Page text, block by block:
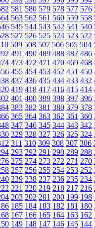
581 580 579 578 577 576
563 562 561 560 559 558
545 544 543 542 541 540
527 526 525 524 523 522
509 508 507 506 505 504
491 490 489 488 487 486
473 472 471 470 469 468
455 454 453 452 451 450
437 436 435 434 433 432
419 418 417 416 415 414
401 400 399 398 397 396
383 382 381 380 379 378
365 364 363 362 361 360
347 346 345 344 343 342
329 328 327 326 325 324
311 310 309 308 307 306
293 292 291 290 289 288
275 274 273 272 271 270
257 256 255 254 253 252
239 238 237 236 235 234
221 220 219 218 217 216
203 202 201 200 199 198
185 184 183 182 181 180
167 166 165 164 163 162
149 148 147 146 145 144